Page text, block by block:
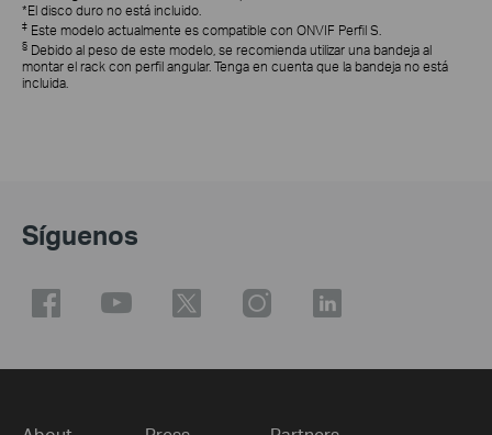
*El disco duro no está incluido.
‡ Este modelo actualmente es compatible con ONVIF Perfil S.
§ Debido al peso de este modelo, se recomienda utilizar una bandeja al
montar el rack con perfil angular. Tenga en cuenta que la bandeja no está
incluida.
Síguenos